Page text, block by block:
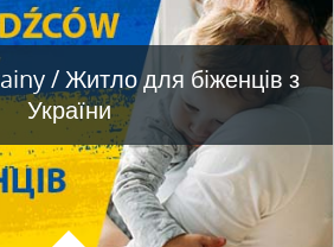
/ Житло для бiженцiв з
України